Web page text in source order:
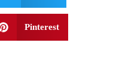
Pinterest